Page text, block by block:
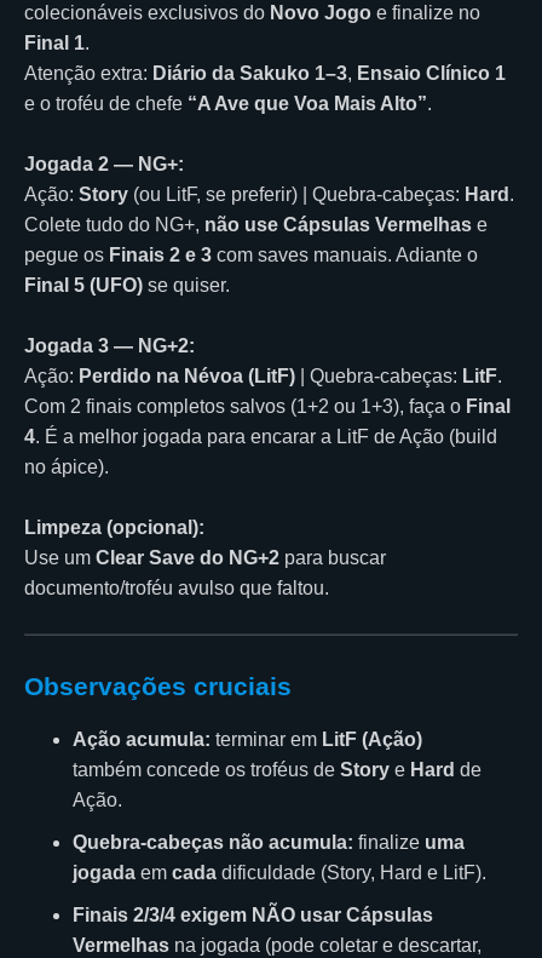
colecionáveis exclusivos do Novo Jogo e finalize no
Final 1.
Atenção extra: Diário da Sakuko 1–3, Ensaio Clínico 1
e o troféu de chefe “A Ave que Voa Mais Alto”.
Jogada 2 — NG+:
Ação: Story (ou LitF, se preferir) | Quebra-cabeças: Hard .
Colete tudo do NG+, não use Cápsulas Vermelhas e
pegue os Finais 2 e 3 com saves manuais. Adiante o
Final 5 (UFO) se quiser.
Jogada 3 — NG+2:
Ação: Perdido na Névoa (LitF) | Quebra-cabeças: LitF.
Com 2 finais completos salvos (1+2 ou 1+3), faça o Final
4. É a melhor jogada para encarar a LitF de Ação (build
no ápice).
Limpeza (opcional):
Use um Clear Save do NG+2 para buscar
documento/troféu avulso que faltou.
Observações cruciais
Ação acumula: terminar em LitF (Ação)
também concede os troféus de Story e Hard de
Ação.
Quebra-cabeças não acumula: finalize uma
jogada em cada dificuldade (Story, Hard e LitF).
Finais 2/3/4 exigem NÃO usar Cápsulas
Vermelhas na jogada (pode coletar e descartar,